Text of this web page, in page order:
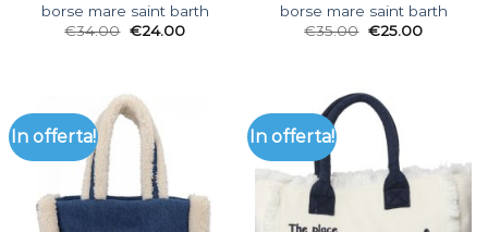
borse mare saint barth
€34.00 €24.00
borse mare saint barth
€35.00 €25.00
In offerta! In offerta!